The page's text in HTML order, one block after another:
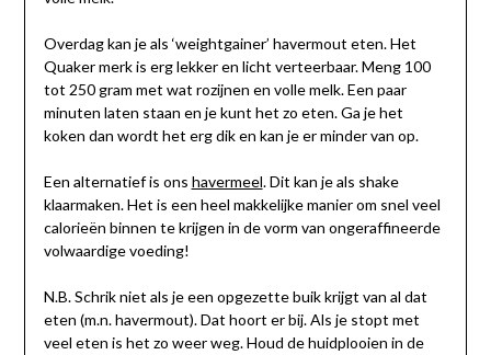
Overdag kan je als ‘weightgainer’ havermout eten. Het
Quaker merk is erg lekker en licht verteerbaar. Meng 100
tot 250 gram met wat rozijnen en volle melk. Een paar
minuten laten staan en je kunt het zo eten. Ga je het
koken dan wordt het erg dik en kan je er minder van op.
Een alternatief is ons havermeel. Dit kan je als shake
klaarmaken. Het is een heel makkelijke manier om snel veel
calorieën binnen te krijgen in de vorm van ongeraffineerde
volwaardige voeding!
N.B. Schrik niet als je een opgezette buik krijgt van al dat
eten (m.n. havermout). Dat hoort er bij. Als je stopt met
veel eten is het zo weer weg. Houd de huidplooien in de